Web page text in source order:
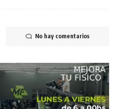
No hay comentarios